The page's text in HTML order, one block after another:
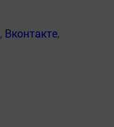
, Вконтакте,